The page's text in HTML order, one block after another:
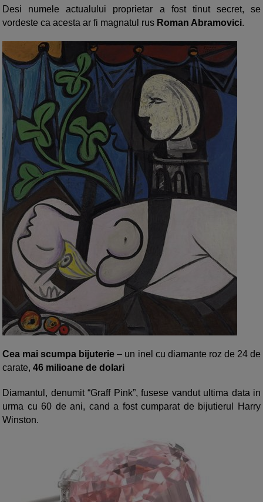
Desi numele actualului proprietar a fost tinut secret, se
vordeste ca acesta ar fi magnatul rus Roman Abramovici.
Cea mai scumpa bijuterie – un inel cu diamante roz de 24 de
carate, 46 milioane de dolari
Diamantul, denumit “Graff Pink”, fusese vandut ultima data in
urma cu 60 de ani, cand a fost cumparat de bijutierul Harry
Winston.